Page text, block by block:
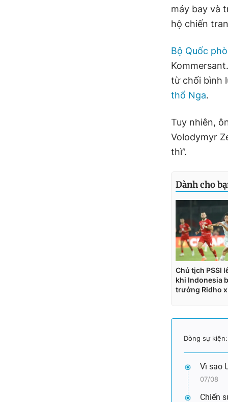
máy bay và
hộ chiến
Bộ Quốc
từ chối bình
thổ Nga.
Tuy nhiên,
Volodymyr
thì”.
Dòng sự kiện:
Vì sao
07/08
Chiến